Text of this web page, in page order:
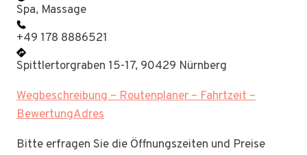
Spa, Massage
+49 178 8886521
Spittlertorgraben 15-17, 90429 Nürnberg
Wegbeschreibung – Routenplaner – Fahrtzeit –
BewertungAdres
Bitte erfragen Sie die Öffnungszeiten und Preise